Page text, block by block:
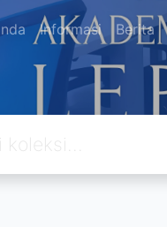
Informasi Berita